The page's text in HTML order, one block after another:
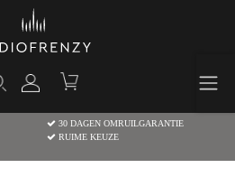
30 DAGEN OMRUILGARANTIE
RUIME KEUZE